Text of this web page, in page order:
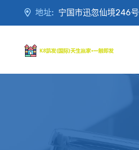
地址: 宁国市迅忽仙境246号